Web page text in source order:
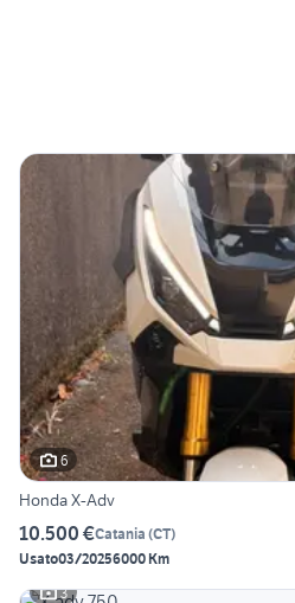
6
Honda X-Adv
10.500 €Catania (CT)
Usato03/20256000 Km
3